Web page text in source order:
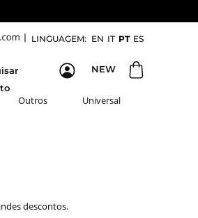
LINGUAGEM: EN IT PT ES
|
NEW
Outros Universal
descontos.